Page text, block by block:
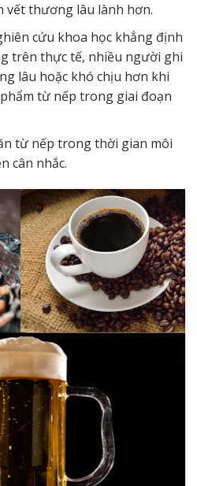
vết thương lâu lành hơn.
cứu khoa học khẳng định
trên thực tế, nhiều người ghi
lâu hoặc khó chịu hơn khi
từ nếp trong giai đoạn
từ nếp trong thời gian môi
cân nhắc.